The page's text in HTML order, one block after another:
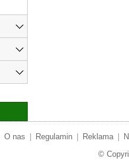
O nas Regulamin Reklama
©